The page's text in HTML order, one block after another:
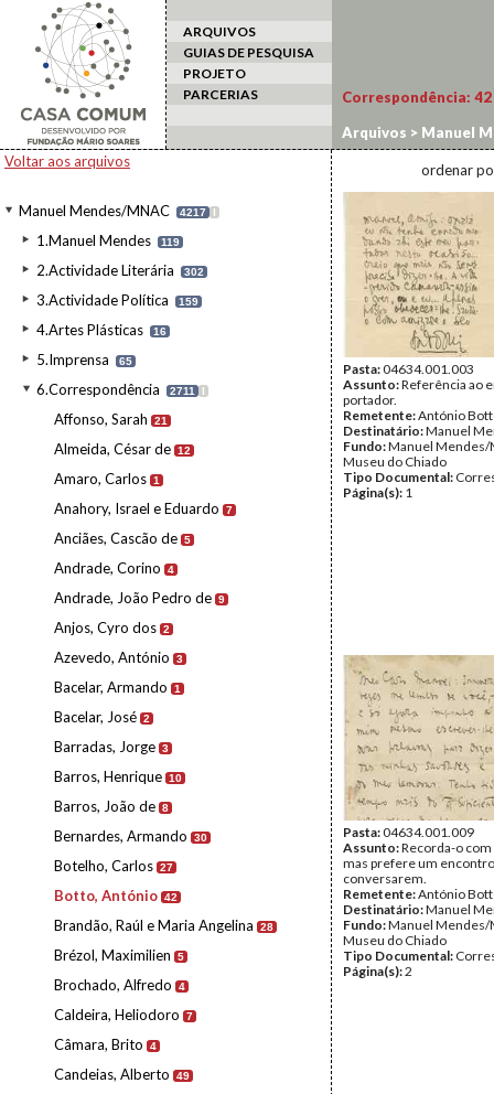
ARQUIVOS
GUIAS DE PESQUISA
PROJETO
PARCERIAS
Voltar aos arquivos
Manuel Mendes/MNAC 4217 I
1.Manuel Mendes 119
2.Actividade Literária 302
3.Actividade Política 159
4.Artes Plásticas 16
5.Imprensa 65
6.Correspondência 2711 I
Affonso, Sarah 21
Almeida, César de 12
Amaro, Carlos 1
Anahory, Israel e Eduardo 7
Anciães, Cascão de 5
Andrade, Corino 4
Andrade, João Pedro de 9
Anjos, Cyro dos 2
Azevedo, António 3
Bacelar, Armando 1
Bacelar, José 2
Barradas, Jorge 3
Barros, Henrique 10
Barros, João de 8
Bernardes, Armando 30
Botelho, Carlos 27
Botto, António 42
Brandão, Raúl e Maria Angelina 28
Brézol, Maximilien 5
Brochado, Alfredo 4
Caldeira, Heliodoro 7
Câmara, Brito 4
Candeias, Alberto 49
Correspondência: 42
Arquivos > Manuel
ordenar
Pasta:04634.001.003
Assunto:Referência ao
portador.
Remetente:António
Destinatário:Manuel
Fundo:Manuel Mendes/
Museu do Chiado
Tipo Documental:
Página(s): 1
Pasta:04634.001.009
Assunto:Recorda-o
mas prefere um
conversarem.
Remetente:António
Destinatário:Manuel
Fundo:Manuel Mendes/
Museu do Chiado
Tipo Documental:
Página(s):2